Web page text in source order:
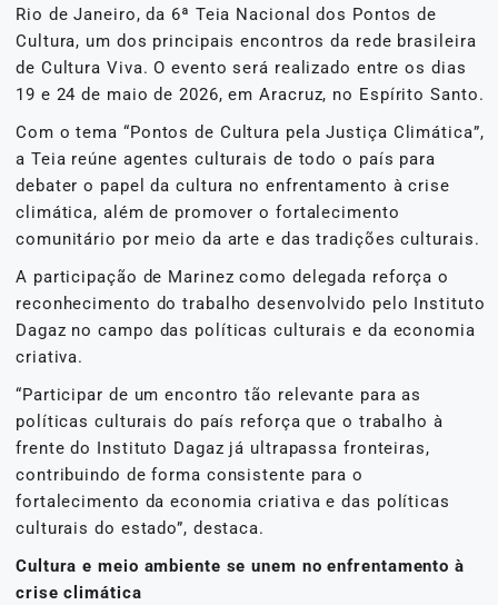
Rio de Janeiro, da 6ª Teia Nacional dos Pontos de
Cultura, um dos principais encontros da rede brasileira
de Cultura Viva. O evento será realizado entre os dias
19 e 24 de maio de 2026, em Aracruz, no Espírito Santo.
Com o tema “Pontos de Cultura pela Justiça Climática”,
a Teia reúne agentes culturais de todo o país para
debater o papel da cultura no enfrentamento à crise
climática, além de promover o fortalecimento
comunitário por meio da arte e das tradições culturais.
A participação de Marinez como delegada reforça o
reconhecimento do trabalho desenvolvido pelo Instituto
Dagaz no campo das políticas culturais e da economia
criativa.
“Participar de um encontro tão relevante para as
políticas culturais do país reforça que o trabalho à
frente do Instituto Dagaz já ultrapassa fronteiras,
contribuindo de forma consistente para o
fortalecimento da economia criativa e das políticas
culturais do estado”, destaca.
Cultura e meio ambiente se unem no enfrentamento à
crise climática